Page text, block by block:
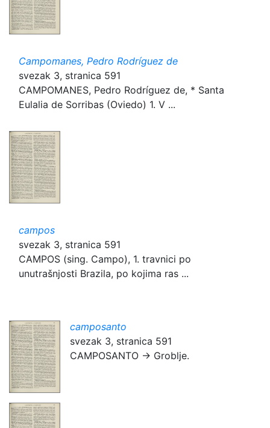
Campomanes, Pedro Rodríguez de
svezak 3, stranica 591
CAMPOMANES, Pedro Rodríguez de, * Santa
Eulalia de Sorribas (Oviedo) 1. V ...
campos
svezak 3, stranica 591
CAMPOS (sing. Campo), 1. travnici po
unutrašnjosti Brazila, po kojima ras ...
camposanto
svezak 3, stranica 591
CAMPOSANTO → Groblje.